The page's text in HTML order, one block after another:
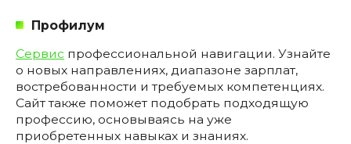
Профилум
Сервис профессиональной навигации. Узнайте
о новых направлениях, диапазоне зарплат,
востребованности и требуемых компетенциях.
Сайт также поможет подобрать подходящую
профессию, основываясь на уже
приобретенных навыках и знаниях.